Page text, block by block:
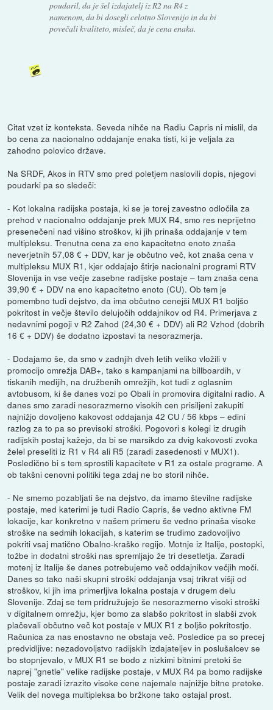
poudaril, da je šel izdajatelj iz R2 na R4 z
namenom, da bi dosegli celotno Slovenijo in da bi
povečali kvaliteto, misleč, da je cena enaka.
Citat vzet iz konteksta. Seveda nihče na Radiu Capris ni mislil, da
bo cena za nacionalno oddajanje enaka tisti, ki je veljala za
zahodno polovico države.
Na SRDF, Akos in RTV smo pred poletjem naslovili dopis, njegovi
poudarki pa so sledeči:
- Kot lokalna radijska postaja, ki se je torej zavestno odločila za
prehod v nacionalno oddajanje prek MUX R4, smo res neprijetno
presenečeni nad višino stroškov, ki jih prinaša oddajanje v tem
multipleksu. Trenutna cena za eno kapacitetno enoto znaša
neverjetnih 57,08 € + DDV, kar je občutno več, kot znaša cena v
multipleksu MUX R1, kjer oddajajo štirje nacionalni programi RTV
Slovenija in vse večje zasebne radijske postaje – tam znaša cena
39,90 € + DDV na eno kapacitetno enoto (CU). Ob tem je
pomembno tudi dejstvo, da ima občutno cenejši MUX R1 boljšo
pokritost in večje število delujočih oddajnikov od R4. Primerjava z
nedavnimi pogoji v R2 Zahod (24,30 € + DDV) ali R2 Vzhod (dobrih
16 € + DDV) še dodatno izpostavi ta nesorazmerja.
- Dodajamo še, da smo v zadnjih dveh letih veliko vložili v
promocijo omrežja DAB+, tako s kampanjami na billboardih, v
tiskanih medijih, na družbenih omrežjih, kot tudi z oglasnim
avtobusom, ki še danes vozi po Obali in promovira digitalni radio. A
danes smo zaradi nesorazmerno visokih cen prisiljeni zakupiti
najnižjo dovoljeno kakovost oddajanja 42 CU / 56 kbps – edini
razlog za to pa so previsoki stroški. Pogovori s kolegi iz drugih
radijskih postaj kažejo, da bi se marsikdo za dvig kakovosti zvoka
želel preseliti iz R1 v R4 ali R5 (zaradi zasedenosti v MUX1).
Posledično bi s tem sprostili kapacitete v R1 za ostale programe. A
ob takšni cenovni politiki tega zdaj ne bo storil nihče.
- Ne smemo pozabljati še na dejstvo, da imamo številne radijske
postaje, med katerimi je tudi Radio Capris, še vedno aktivne FM
lokacije, kar konkretno v našem primeru še vedno prinaša visoke
stroške na sedmih lokacijah, s katerim se trudimo zadovoljivo
pokriti vsaj matično Obalno-kraško regijo. Motnje iz Italije, postopki,
tožbe in dodatni stroški nas spremljajo že tri desetletja. Zaradi
motenj iz Italije še danes potrebujemo več oddajnikov večjih moči.
Danes so tako naši skupni stroški oddajanja vsaj trikrat višji od
stroškov, ki jih ima primerljiva lokalna postaja v drugem delu
Slovenije. Zdaj se tem pridružujejo še nesorazmerno visoki stroški
v digitalnem omrežju, kjer bomo za slabšo pokritost in slabši zvok
plačevali občutno več kot postaje v MUX R1 z boljšo pokritostjo.
Računica za nas enostavno ne obstaja več. Posledice pa so precej
predvidljive: nezadovoljstvo radijskih izdajateljev in poslušalcev se
bo stopnjevalo, v MUX R1 se bodo z nizkimi bitnimi pretoki še
naprej "gnetle" velike radijske postaje, v MUX R4 pa bomo radijske
postaje zaradi izrazito visoke cene najemale najnižje bitne pretoke.
Velik del novega multipleksa bo bržkone tako ostajal prost.